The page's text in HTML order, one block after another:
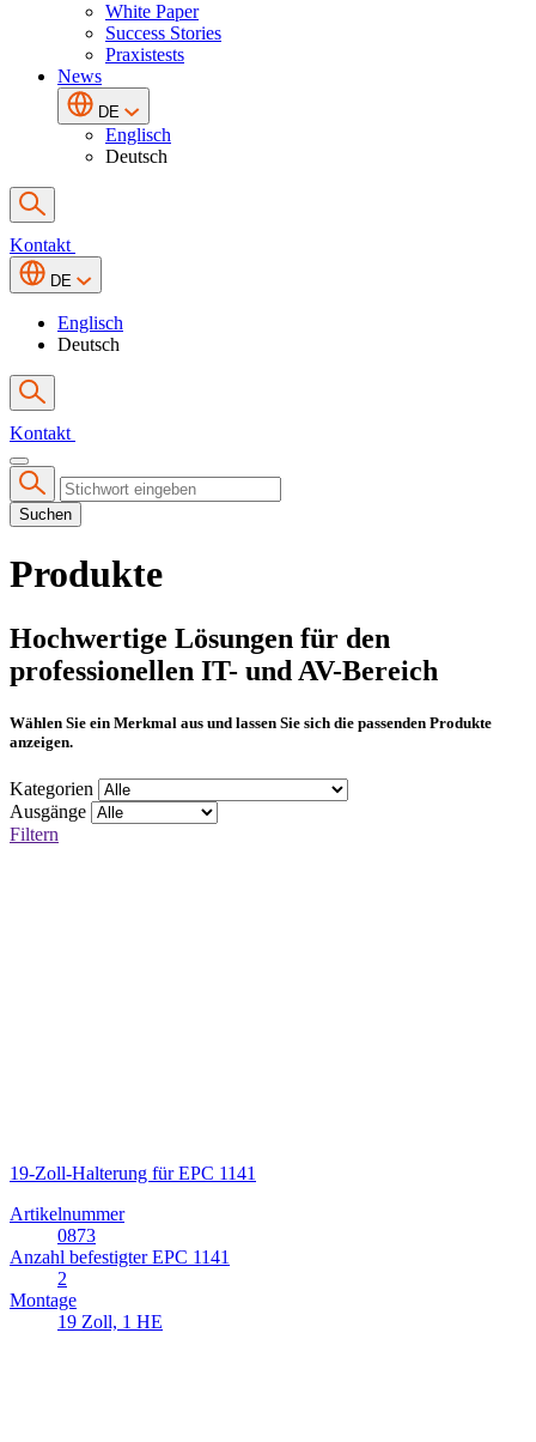
White Paper
Success Stories
Praxistests
News
DE
Englisch
Deutsch
Kontakt
DE
Englisch
Deutsch
Kontakt
Suchen
Produkte
Hochwertige Lösungen für den
professionellen IT- und AV-Bereich
Wählen Sie ein Merkmal aus und lassen Sie sich die passenden Produkte
anzeigen.
Kategorien
Ausgänge
Filtern
19-Zoll-Halterung für EPC 1141
Artikelnummer
0873
Anzahl befestigter EPC 1141
2
Montage
19 Zoll, 1 HE